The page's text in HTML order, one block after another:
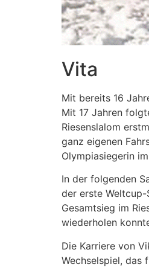
Vita
Mit bereits 16
Mit 17 Jahren
Riesenslalom
ganz eigenen
Olympiasiegerin
In der folgenden
der erste
Gesamtsieg im
wiederholen
Die Karriere von
Wechselspiel, das